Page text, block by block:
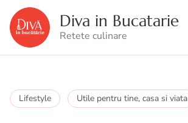
Diva in Bucatarie
Retete culinare
Lifestyle Utile pentru tine, casa si viata